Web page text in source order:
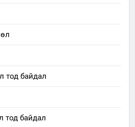
тод байдал
тод байдал
зөвлөл” аяны хүрээнд
ТОД БАЙДАЛ